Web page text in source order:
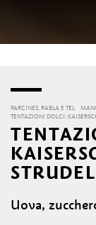
PARCINES, RABLA E TEL
TENTAZIONI DOLCI:
Uova,